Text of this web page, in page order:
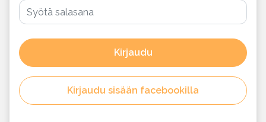
Kirjaudu
Kirjaudu sisään facebookilla